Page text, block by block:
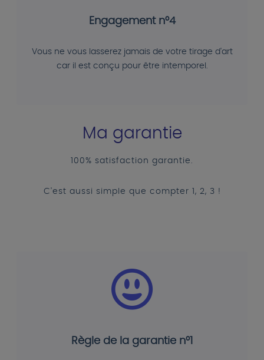
Engagement n°4
Vous ne vous lasserez jamais de votre tirage d'art
car il est conçu pour être intemporel.
Ma garantie
100% satisfaction garantie.
C'est aussi simple que compter 1, 2, 3 !
Règle de la garantie n°1